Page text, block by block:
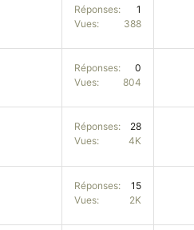
Réponses
1
Vues
388
Réponses
0
Vues
804
Réponses
28
Vues
4K
Réponses
15
Vues
2K